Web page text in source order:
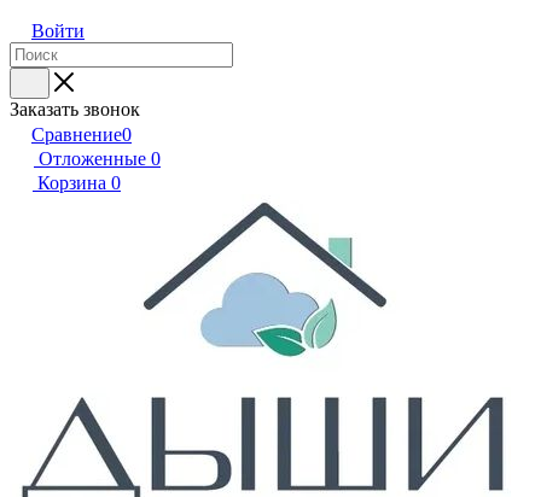
Войти
Заказать звонок
Сравнение0
Отложенные 0
Корзина 0